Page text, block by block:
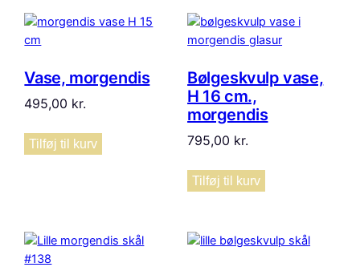
Vase, morgendis
495,00 kr.
Tilføj til kurv
Bølgeskvulp vase,
H 16 cm.,
morgendis
795,00 kr.
Tilføj til kurv